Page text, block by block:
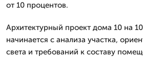
от 10 процентов.
Архитектурный проект дома 10 на
начинается с анализа участка,
света и требований к составу